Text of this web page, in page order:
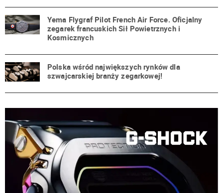
Yema Flygraf Pilot French Air Force. Oficjalny
zegarek francuskich Sił Powietrznych i
Kosmicznych
Polska wśród największych rynków dla
szwajcarskiej branży zegarkowej!